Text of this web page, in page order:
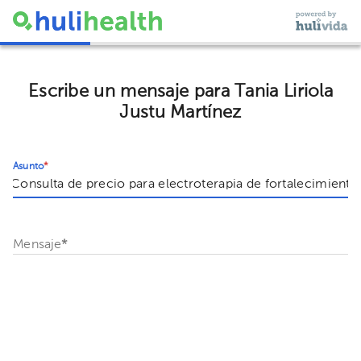
Escribe un mensaje para Tania Liriola
Justu Martínez
Asunto*
Mensaje*